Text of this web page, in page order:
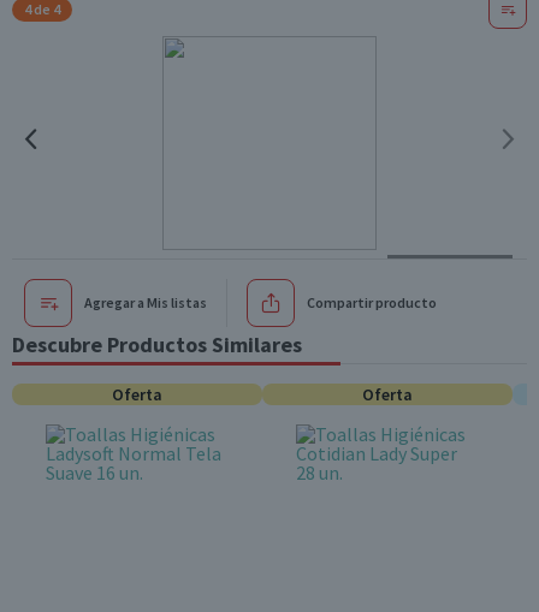
4 de 4
Agregar a Mis listas Compartir producto
Descubre Productos Similares
Oferta Oferta